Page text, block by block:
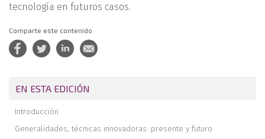
tecnología en futuros casos.
Comparte este contenido
EN ESTA EDICIÓN
Introducción
Generalidades, técnicas innovadoras: presente y futuro